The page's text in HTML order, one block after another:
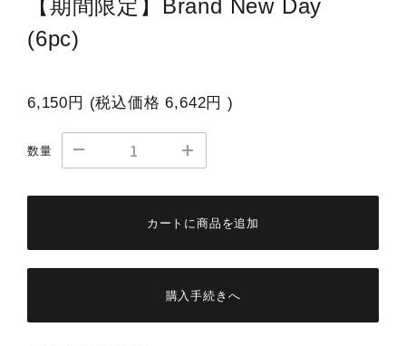
【期間限定】Brand New Day
(6pc)
6,150円 (税込価格6,642円 )
数量
カートに商品を追加
購入手続きへ